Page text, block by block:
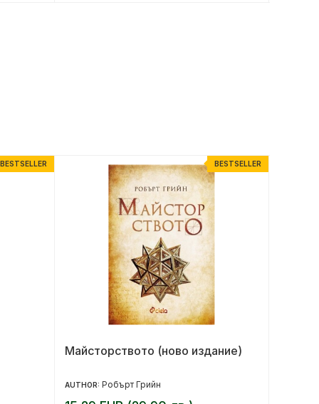
BESTSELLER BESTSELLER
Майсторството (ново издание)
AUTHOR: Робърт Грийн